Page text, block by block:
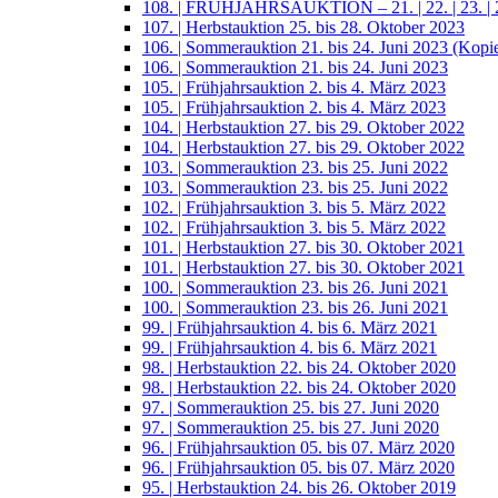
108. | FRÜHJAHRSAUKTION – 21. | 22. | 23. |
107. | Herbstauktion 25. bis 28. Oktober 2023
106. | Sommerauktion 21. bis 24. Juni 2023
106. | Sommerauktion 21. bis 24. Juni 2023
105. | Frühjahrsauktion 2. bis 4. März 2023
105. | Frühjahrsauktion 2. bis 4. März 2023
104. | Herbstauktion 27. bis 29. Oktober 2022
104. | Herbstauktion 27. bis 29. Oktober 2022
103. | Sommerauktion 23. bis 25. Juni 2022
103. | Sommerauktion 23. bis 25. Juni 2022
102. | Frühjahrsauktion 3. bis 5. März 2022
102. | Frühjahrsauktion 3. bis 5. März 2022
101. | Herbstauktion 27. bis 30. Oktober 2021
101. | Herbstauktion 27. bis 30. Oktober 2021
100. | Sommerauktion 23. bis 26. Juni 2021
100. | Sommerauktion 23. bis 26. Juni 2021
99. | Frühjahrsauktion 4. bis 6. März 2021
99. | Frühjahrsauktion 4. bis 6. März 2021
98. | Herbstauktion 22. bis 24. Oktober 2020
98. | Herbstauktion 22. bis 24. Oktober 2020
97. | Sommerauktion 25. bis 27. Juni 2020
97. | Sommerauktion 25. bis 27. Juni 2020
96. | Frühjahrsauktion 05. bis 07. März 2020
96. | Frühjahrsauktion 05. bis 07. März 2020
95. | Herbstauktion 24. bis 26. Oktober 2019